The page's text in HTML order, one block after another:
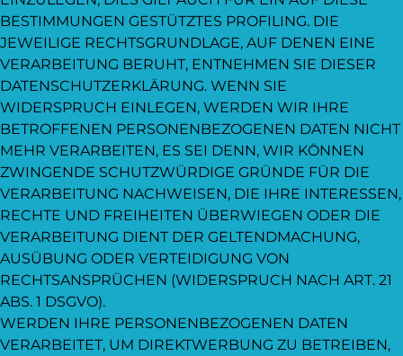
BESTIMMUNGEN GESTÜTZTES PROFILING. DIE
JEWEILIGE RECHTSGRUNDLAGE, AUF DENEN EINE
VERARBEITUNG BERUHT, ENTNEHMEN SIE DIESER
DATENSCHUTZERKLÄRUNG. WENN SIE
WIDERSPRUCH EINLEGEN, WERDEN WIR IHRE
BETROFFENEN PERSONENBEZOGENEN DATEN NICHT
MEHR VERARBEITEN, ES SEI DENN, WIR KÖNNEN
ZWINGENDE SCHUTZWÜRDIGE GRÜNDE FÜR DIE
VERARBEITUNG NACHWEISEN, DIE IHRE INTERESSEN,
RECHTE UND FREIHEITEN ÜBERWIEGEN ODER DIE
VERARBEITUNG DIENT DER GELTENDMACHUNG,
AUSÜBUNG ODER VERTEIDIGUNG VON
RECHTSANSPRÜCHEN (WIDERSPRUCH NACH ART. 21
ABS. 1 DSGVO).
WERDEN IHRE PERSONENBEZOGENEN DATEN
VERARBEITET, UM DIREKTWERBUNG ZU BETREIBEN,